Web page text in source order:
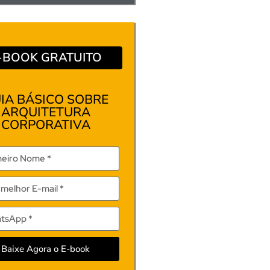
GRATUITO
BÁSICO SOBRE
ARQUITETURA
CORPORATIVA
Baixe Agora o E-book